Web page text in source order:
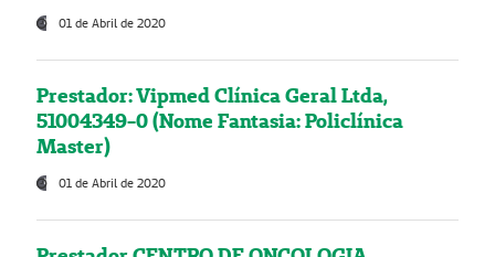
01 de Abril de 2020
Prestador: Vipmed Clínica Geral Ltda,
51004349-0 (Nome Fantasia: Policlínica
Master)
01 de Abril de 2020